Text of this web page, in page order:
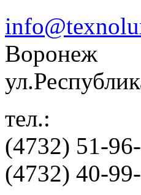
Воронеж
тел.:
(4732) 51-
(4732) 40-